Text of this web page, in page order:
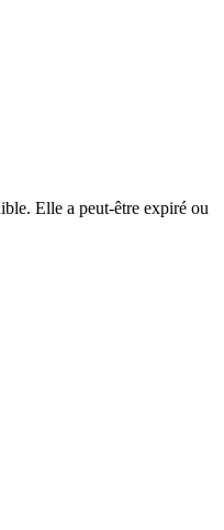
Elle a peut-être expiré ou